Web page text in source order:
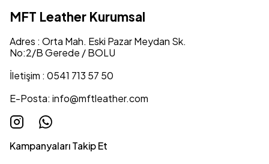
MFT Leather Kurumsal
Adres : Orta Mah. Eski Pazar Meydan Sk.
No:2/B Gerede / BOLU
İletişim : 0541 713 57 50
E-Posta: info@mftleather.com
Kampanyaları Takip Et